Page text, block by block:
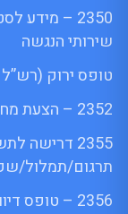
2350 –
שירותי הנגשה
טופס ירוק (רש”ל 18) בקשה להוצאת רישיון נהיגה
2352 – הצעת מחיר למתן שירותי תרגום/תמלול
2355 דרישה
תרגום/תמלול/
2356 – טופס דיווח שעות מתן שירותי תרגום/תמלול